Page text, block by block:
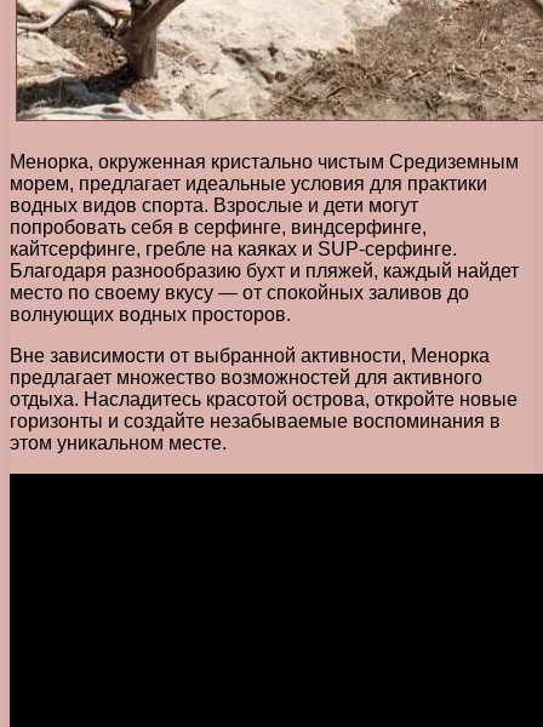
Менорка, окруженная кристально чистым Средиземным
морем, предлагает идеальные условия для практики
водных видов спорта. Взрослые и дети могут
попробовать себя в серфинге, виндсерфинге,
кайтсерфинге, гребле на каяках и SUP-серфинге.
Благодаря разнообразию бухт и пляжей, каждый найдет
место по своему вкусу — от спокойных заливов до
волнующих водных просторов.
Вне зависимости от выбранной активности, Менорка
предлагает множество возможностей для активного
отдыха. Насладитесь красотой острова, откройте новые
горизонты и создайте незабываемые воспоминания в
этом уникальном месте.